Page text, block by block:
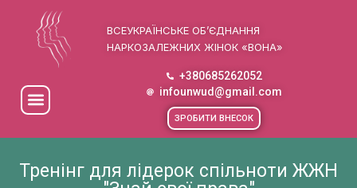
ВСЕУКРАЇНСЬКЕ ОБ’ЄДНАННЯ
НАРКОЗАЛЕЖНИХ ЖІНОК «ВОНА»
+380685262052
infounwud@gmail.com
ЗРОБИТИ ВНЕСОК
Тренінг для лідерок спільноти ЖЖН